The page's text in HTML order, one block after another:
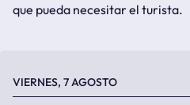
que pueda necesitar el turista.
VIERNES, 7 AGOSTO